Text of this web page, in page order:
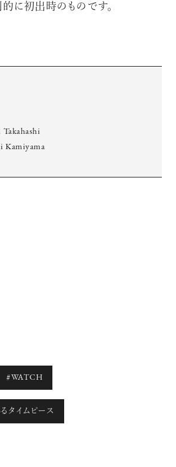
に初出時のものです。
Kamiyama
#WATCH
タイムピース